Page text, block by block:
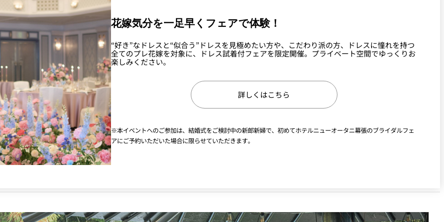
花嫁気分を一足早く フェアで体験！
“好き”なドレスと“似合う”ドレスを見極めたい方や、こだわり派の方、ドレスに憧れを持つ
全てのプレ花嫁を対象に、ドレス試着付フェアを限定開催。プライベート空間でゆっくりお
楽しみください。
詳しくはこちら
※本イベントへのご参加は、結婚式をご検討中の新郎新婦で、初めてホテルニューオータニ幕張のブライダルフェ
アにご予約いただいた場合に限らせていただきます。